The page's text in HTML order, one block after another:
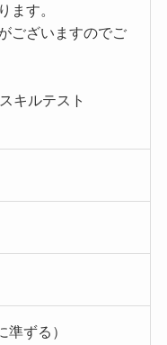
ます。
ございますのでご
キルテスト
ずる）